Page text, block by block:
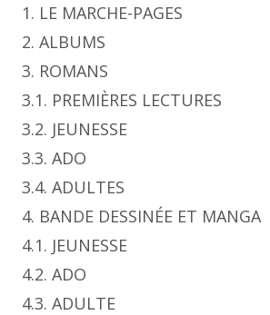
1. LE MARCHE-PAGES
2. ALBUMS
3. ROMANS
3.1. PREMIÈRES LECTURES
3.2. JEUNESSE
3.3. ADO
3.4. ADULTES
4. BANDE DESSINÉE ET MANGA
4.1. JEUNESSE
4.2. ADO
4.3. ADULTE